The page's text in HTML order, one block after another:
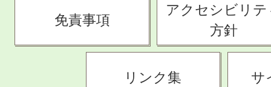
免責事項
アクセシビリテ
方針
リンク集 サ